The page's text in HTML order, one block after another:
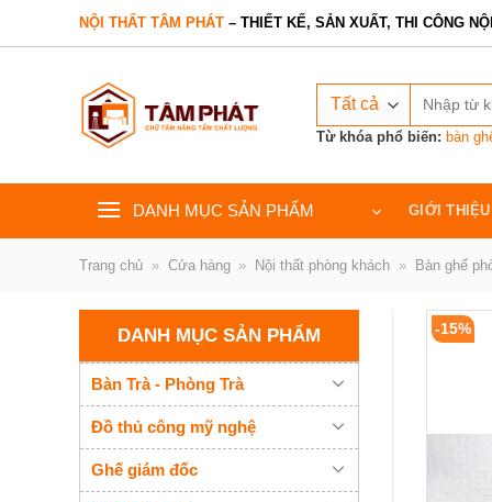
NỘI THẤT TÂM PHÁT – THIẾT KẾ, SẢN XUẤT, THI CÔNG
Từ khóa phổ biến: bàn
DANH MỤC SẢN PHẨM GIỚI THIỆU
Trang chủ » Cửa hàng » Nội thất phòng khách » Bàn ghế
DANH MỤC SẢN PHẨM
Bàn Trà - Phòng Trà
Đồ thủ công mỹ nghệ
Ghế giám đốc
-15%